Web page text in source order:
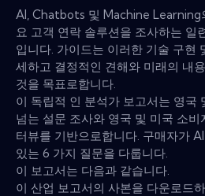
AI, Chatbots 및 Machine Learning
요 고객 연락 솔루션을 조사하는 일
입니다. 가이드는 이러한 기술 구현
세하고 결정적인 견해와 미래의 내
것을 목표로합니다.
이 독립적 인 분석가 보고서는 영국
넘는 설문 조사와 영국 및 미국 소비
터뷰를 기반으로합니다. 구매자가
있는 6 가지 질문을 다룹니다.
이 보고서는 다음과 같습니다.
이 산업 보고서의 사본을 다운로드